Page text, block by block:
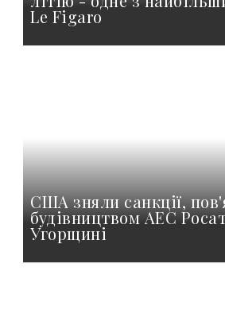
Le Figaro
США зняли санкції,
будівництвом АЕС
Угорщині